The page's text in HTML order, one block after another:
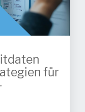
für